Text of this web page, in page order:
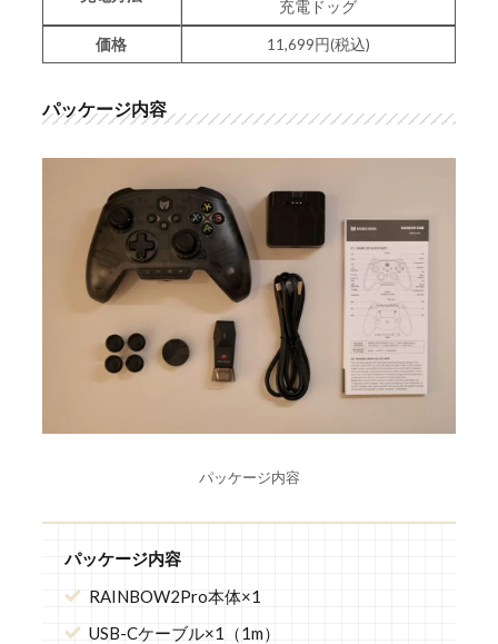
充電ドッグ
価格 11,699円(税込)
パッケージ内容
パッケージ内容
パッケージ内容
RAINBOW2Pro本体×1
USB-Cケーブル×1（1m）